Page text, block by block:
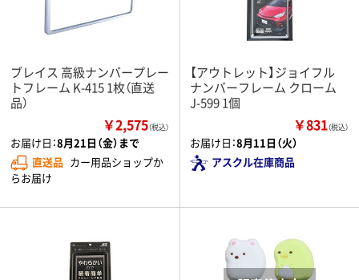
ブレイス 高級ナンバープレー
トフレーム K-415 1枚（直送
品）
￥2,575（税込）
お届け日：8月21日（金）まで
直送品 カー用品ショップか
らお届け
【アウトレット】ジョイフル
ナンバーフレーム クローム
J-599 1個
￥831（税込）
お届け日：8月11日（火）
アスクル在庫商品